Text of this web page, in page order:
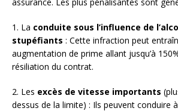
1. La conduite sous l’influence de
stupéfiants : Cette infraction peut
augmentation de prime allant jusqu’à
résiliation du contrat.
2. Les excès de vitesse importants
dessus de la limite) : Ils peuvent conduire